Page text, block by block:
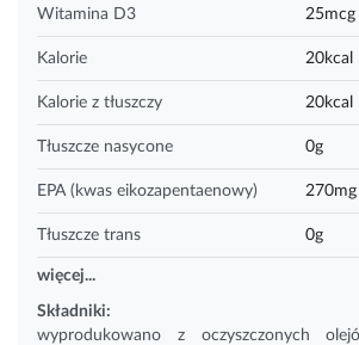
Witamina D3 25mcg
Kalorie 20kcal
Kalorie z tłuszczy 20kcal
Tłuszcze nasycone 0g
EPA (kwas eikozapentaenowy) 270mg
Tłuszcze trans 0g
więcej...
Składniki:
wyprodukowano z oczyszczonych